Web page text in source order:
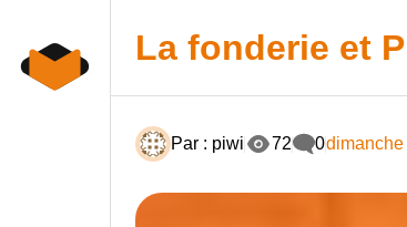
content
La fonderie et
Par : piwi 72 0